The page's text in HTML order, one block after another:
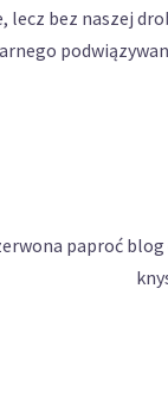
lecz bez naszej